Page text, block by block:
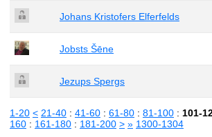
Johans Kristofers Elferfelds
Jobsts Šēne
Jezups Spergs
1-20 < 21-40 : 41-60 : 61-80 : 81-100 : 101-
160 : 161-180 : 181-200 > » 1300-1304